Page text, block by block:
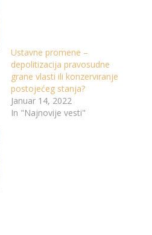
Ustavne promene –
depolitizacija pravosudne
grane vlasti ili konzerviranje
postojećeg stanja?
Januar 14, 2022
In "Najnovije vesti"